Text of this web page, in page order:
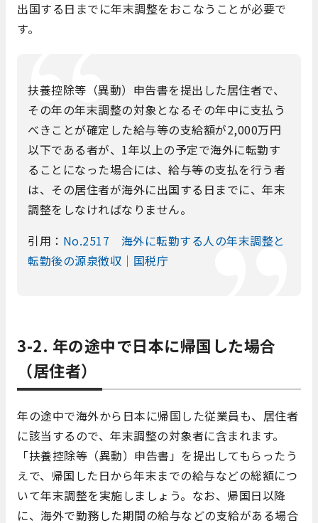
出国する日までに年末調整をおこなうことが必要で
す。
扶養控除等（異動）申告書を提出した居住者で、
その年の年末調整の対象となるその年中に支払う
べきことが確定した給与等の支給額が2,000万円
以下である者が、1年以上の予定で海外に転勤す
ることになった場合には、給与等の支払を行う者
は、その居住者が海外に出国する日までに、年末
調整をしなければなりません。
引用： No.2517 海外に転勤する人の年末調整と
転勤後の源泉徴収｜国税庁
3-2. 年の途中で日本に帰国した場合
（居住者）
年の途中で海外から日本に帰国した従業員も、居住者
に該当するので、年末調整の対象者に含まれます。
「扶養控除等（異動）申告書」を提出してもらったう
えで、帰国した日から年末までの給与などの総額につ
いて年末調整を実施しましょう。なお、帰国日以降
に、海外で勤務した期間の給与などの支給がある場合